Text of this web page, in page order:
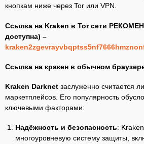
кнопкам ниже через Tor или VPN.
Ссылка на Kraken в Tor сети
доступна) –
Ссылка на кракен в обычном
Kraken Darknet заслуженно считается
маркетплейсов. Его популярность
ключевыми факторами:
Надёжность и безопасность:
многоуровневую систему защиты,